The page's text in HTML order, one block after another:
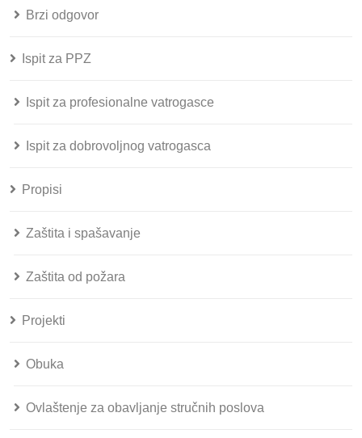
Brzi odgovor
Ispit za PPZ
Ispit za profesionalne vatrogasce
Ispit za dobrovoljnog vatrogasca
Propisi
Zaštita i spašavanje
Zaštita od požara
Projekti
Obuka
Ovlaštenje za obavljanje stručnih poslova